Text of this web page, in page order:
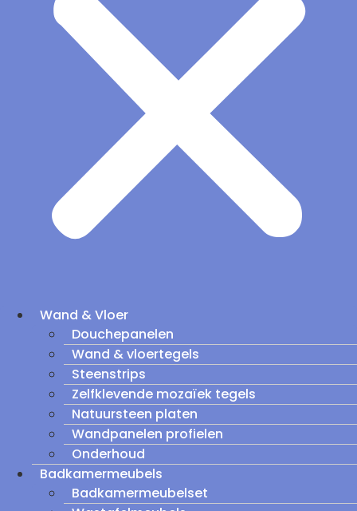
Wand & Vloer
Douchepanelen
Wand & vloertegels
Steenstrips
Zelfklevende mozaïek tegels
Natuursteen platen
Wandpanelen profielen
Onderhoud
Badkamermeubels
Badkamermeubelset